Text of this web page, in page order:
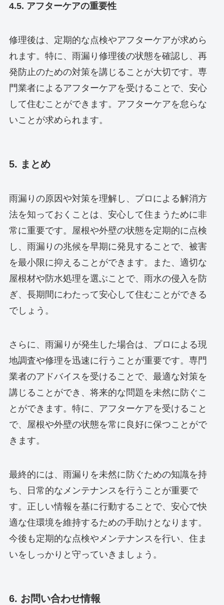
4.5. アフターケアの重要性
修理後は、定期的な点検やアフターケアが求めら
れます。特に、雨漏り修理後の状態を確認し、再
発防止のための対策を講じることが大切です。専
門業者によるアフターケアを受けることで、安心
して住むことができます。アフターケアを怠らな
いことが求められます。
5. まとめ
雨漏りの原因や対策を理解し、プロによる解消方
法を知っておくことは、安心して住まうために非
常に重要です。屋根や外壁の状態を定期的に点検
し、雨漏りの兆候を早期に発見することで、被害
を最小限に抑えることができます。また、適切な
屋根材や防水処理を選ぶことで、雨水の侵入を防
ぎ、長期間にわたって安心して住むことができる
でしょう。
さらに、雨漏りが発生した場合は、プロによる現
地調査や修理を迅速に行うことが重要です。専門
業者のアドバイスを受けることで、最適な対策を
講じることができ、将来的な問題を未然に防ぐこ
とができます。特に、アフターケアを受けること
で、屋根や外壁の状態を常に良好に保つことがで
きます。
最終的には、雨漏りを未然に防ぐための知識を持
ち、日常的なメンテナンスを行うことが重要で
す。正しい情報を基に行動することで、安心で快
適な住環境を維持するための手助けとなります。
今後も定期的な点検やメンテナンスを行い、住ま
いをしっかりと守っていきましょう。
6. お問い合わせ情報